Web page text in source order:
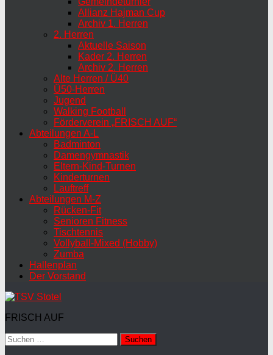
Allianz Hajman Cup
Archiv 1. Herren
2. Herren
Aktuelle Saison
Kader 2. Herren
Archiv 2. Herren
Alte Herren / Ü40
Ü50-Herren
Jugend
Walking Football
Förderverein „FRISCH AUF“
Abteilungen A-L
Badminton
Damengymnastik
Eltern-Kind-Turnen
Kinderturnen
Lauftreff
Abteilungen M-Z
Rücken-Fit
Senioren Fitness
Tischtennis
Vollyball-Mixed (Hobby)
Zumba
Hallenplan
Der Vorstand
FRISCH AUF
Suchen
nach: